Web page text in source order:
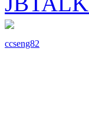
ccseng82